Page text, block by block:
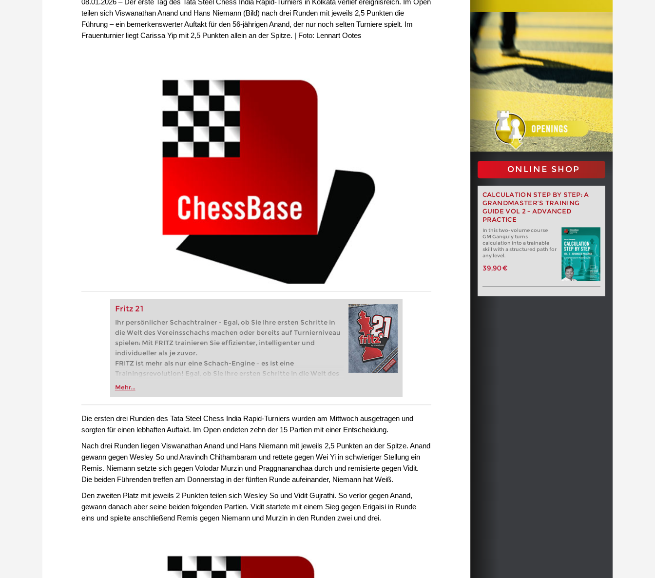
teilen sich Viswanathan Anand und Hans Niemann (Bild) nach drei Runden mit jeweils 2,5 Punkten die
Führung – ein bemerkenswerter Auftakt für den 56-jährigen Anand, der nur noch selten Turniere spielt. Im
Frauenturnier liegt Carissa Yip mit 2,5 Punkten allein an der Spitze. | Foto: Lennart Ootes
Fritz 21
Ihr persönlicher Schachtrainer - Egal, ob Sie Ihre ersten Schritte in
die Welt des Vereinsschachs machen oder bereits auf Turnierniveau
spielen: Mit FRITZ trainieren Sie effizienter, intelligenter und
individueller als je zuvor.
FRITZ ist mehr als nur eine Schach-Engine – es ist eine
Trainingsrevolution! Egal, ob Sie Ihre ersten Schritte in die Welt des
Vereinsschachs machen oder bereits auf Turnierniveau spielen: Mit
zuvor.
Mehr...
ONLINE SHOP
CALCULATION STEP BY STEP: A
GRANDMASTER’S TRAINING
GUIDE VOL 2 - ADVANCED
PRACTICE
In this two-volume course
GM Ganguly turns
calculation into a trainable
skill with a structured path for
any level.
39,90 €
Die ersten drei Runden des Tata Steel Chess India Rapid-Turniers wurden am Mittwoch ausgetragen und
sorgten für einen lebhaften Auftakt. Im Open endeten zehn der 15 Partien mit einer Entscheidung.
Nach drei Runden liegen Viswanathan Anand und Hans Niemann mit jeweils 2,5 Punkten an der Spitze. Anand
gewann gegen Wesley So und Aravindh Chithambaram und rettete gegen Wei Yi in schwieriger Stellung ein
Remis. Niemann setzte sich gegen Volodar Murzin und Praggnanandhaa durch und remisierte gegen Vidit.
Die beiden Führenden treffen am Donnerstag in der fünften Runde aufeinander, Niemann hat Weiß.
Den zweiten Platz mit jeweils 2 Punkten teilen sich Wesley So und Vidit Gujrathi. So verlor gegen Anand,
gewann danach aber seine beiden folgenden Partien. Vidit startete mit einem Sieg gegen Erigaisi in Runde
eins und spielte anschließend Remis gegen Niemann und Murzin in den Runden zwei und drei.